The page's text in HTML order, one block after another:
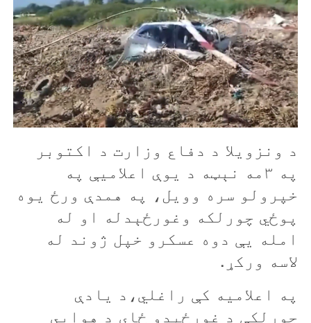
د ونزویلا د دفاع وزارت د اکتوبر
په ۳مه نېټه د یوې اعلامیې په
خپرولو سره وویل، په همدې ورځ یوه
پوځي چورلکه وغورځېدله او له
امله یې دوه عسکرو خپل ژوند له
لاسه ورکړ.
په اعلامیه کې راغلي،د یادې
چورلکې د غورځېدو ځای د هوايي